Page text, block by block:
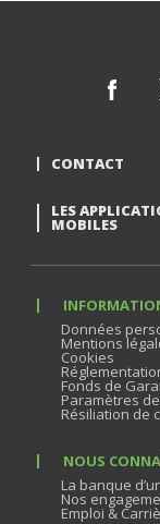
CONTACT
LES
MOBILES
Données
Mentions
Cookies
Fonds de
Paramètres
Résiliation de
NOUS
La banque
Nos
Emploi &